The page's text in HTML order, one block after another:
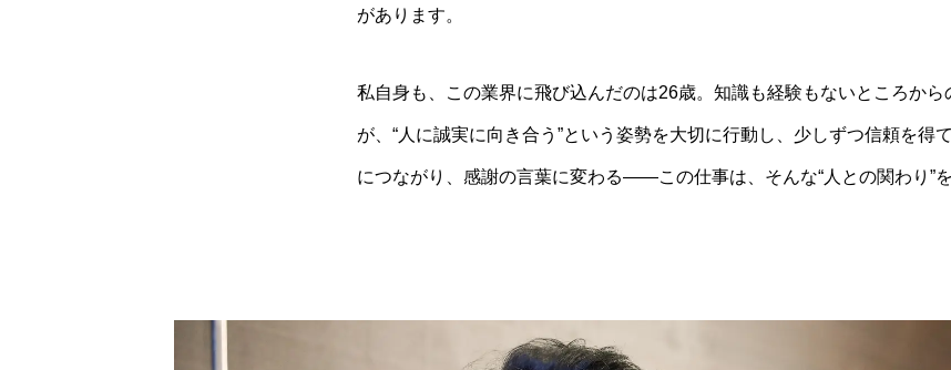
があります。
私自身も、この業界に飛び込んだのは26歳。知識も経験もないところから
が、“人に誠実に向き合う”という姿勢を大切に行動し、少しずつ信頼を得
につながり、感謝の言葉に変わる――この仕事は、そんな“人との関わり”